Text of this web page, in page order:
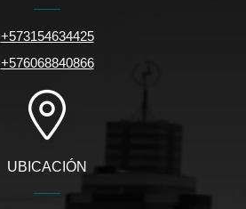
+573154634425
+576068840866
UBICACIÓN